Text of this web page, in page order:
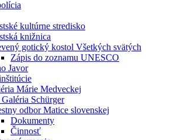
kultúrne stredisko
knižnica
gotický kostol Všetkých svätých
Zápis do zoznamu UNESCO
Javor
Márie Medveckej
Schürger
odbor Matice slovenskej
Dokumenty
Činnosť